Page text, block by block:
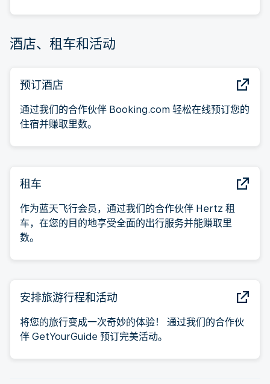
酒店、租车和活动
预订酒店
通过我们的合作伙伴 Booking.com 轻松在线预订您的
住宿并赚取里数。
租车
作为蓝天飞行会员，通过我们的合作伙伴 Hertz 租
车，在您的目的地享受全面的出行服务并能赚取里
数。
安排旅游行程和活动
将您的旅行变成一次奇妙的体验！ 通过我们的合作伙
伴 GetYourGuide 预订完美活动。